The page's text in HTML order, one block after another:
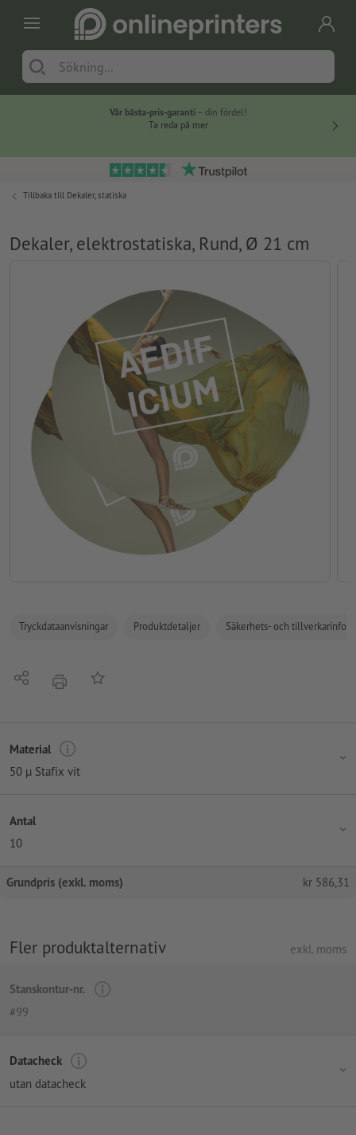
Vår bästa-pris-garanti – din fördel!
Ta reda på mer
Tillbaka till Dekaler, statiska
Dekaler, elektrostatiska, Rund, Ø 21 cm
Tryckdataanvisningar Produktdetaljer Säkerhets- och
Dela erbjudandePå anteckningslistan
Material
50 µ Stafix vit
Antal
10
Grundpris (exkl. moms) kr 586,31
Fler produktalternativ exkl. moms
Stanskontur-nr.
#99
Datacheck
utan datacheck